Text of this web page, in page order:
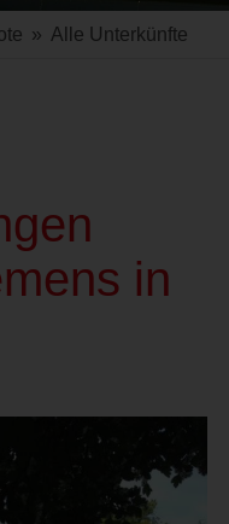
» Alle Unterkünfte
in